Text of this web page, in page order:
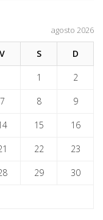
agosto 2026
V S D
1 2
7 8 9
15 16
22 23
29 30